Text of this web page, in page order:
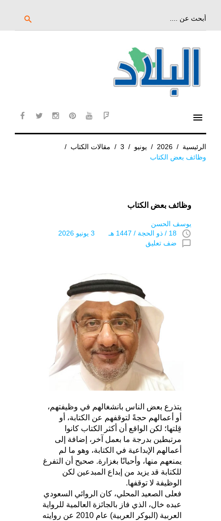
search
menu
الرئيسية /
2026
/ يونيو /
3
/ مقالات الكتاب /
وظائف بعض الكتاب
وظائف بعض الكتاب
يوسف الحسن
access_time 18 / ذو الحجة / 1447 هـ 3 يونيو 2026
chat_bubble_outline ضف تعليق
يتذرع بعض الناس بانشغالهم في وظيفتهم،
أو أعمالهم حجةً لتوقفهم عن الكتابة، أو
قِلتها؛ لكن الواقع أن أكثر الكتاب كانوا
مرتبطين بدرجة ما بعمل آخر، إضافة إلى
أعمالهم الإبداعية في الكتابة، وهو ما لم
يمنعهم منها، وأحيانًا بغزارة. صحيح أن التفرغ
للكتابة قد يزيد من إبداع المبدعين لكن
الوظيفة لا توقفها.
فعلى الصعيد المحلي، كان الروائي السعودي
عبده خال، الذي فاز بالجائزة العالمية للرواية
العربية (البوكر العربية) عام 2010 عن روايته